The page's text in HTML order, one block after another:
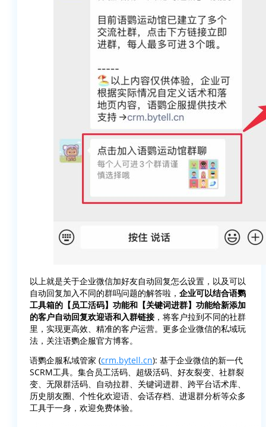
以上就是关于企业微信加好友自动回复怎么设置，以及可以
自动回复加入不同的群吗问题的解答啦， 企业可以结合语鹦
工具箱的【员工活码】功能和【关键词进群】功能给新添加
的客户自动回复欢迎语和入群链接 ，将客户拉到不同的社群
里，实现更高效、精准的客户运营。更多企业微信的私域玩
法，关注语鹦企服官方博客。
语鹦企服私域管家 (crm.bytell.cn): 基于企业微信的新一代
SCRM工具。集合员工活码、超级活码、好友裂变、社群裂
变、无限群活码、自动拉群、关键词进群、跨平台话术库、
历史朋友圈、个性化欢迎语、会话存档、进退群分析等众多
工具于一身，欢迎免费体验。